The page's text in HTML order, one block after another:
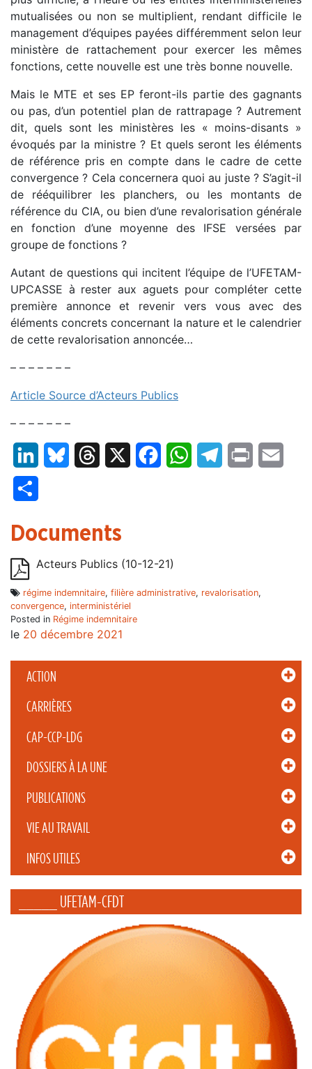
ACTION
CARRIÈRES
CAP-CCP-LDG
DOSSIERS À LA UNE
PUBLICATIONS
VIE AU TRAVAIL
INFOS UTILES
_____ UFETAM-CFDT
mutualisées ou non se multiplient, rendant difficile le
management d’équipes payées différemment selon leur
ministère de rattachement pour exercer les mêmes
fonctions, cette nouvelle est une très bonne nouvelle.
Mais le MTE et ses EP feront-ils partie des gagnants
ou pas, d’un potentiel plan de rattrapage ? Autrement
dit, quels sont les ministères les « moins-disants »
évoqués par la ministre ? Et quels seront les éléments
de référence pris en compte dans le cadre de cette
convergence ? Cela concernera quoi au juste ? S’agit-il
de rééquilibrer les planchers, ou les montants de
référence du CIA, ou bien d’une revalorisation générale
en fonction d’une moyenne des IFSE versées par
groupe de fonctions ?
Autant de questions qui incitent l’équipe de l’UFETAM-
UPCASSE à rester aux aguets pour compléter cette
première annonce et revenir vers vous avec des
éléments concrets concernant la nature et le calendrier
de cette revalorisation annoncée…
– – – – – – –
Article Source d’Acteurs Publics
– – – – – – –
LinkedInBluesky Threads FacebookWhatsAppTelegram
Print
Documents
Acteurs Publics (10-12-21)
régime indemnitaire, filière administrative, revalorisation,
convergence, interministériel
Posted in Régime indemnitaire
le 20 décembre 2021